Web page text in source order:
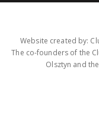
Website created by:
The co-founders of the
Olsztyn and